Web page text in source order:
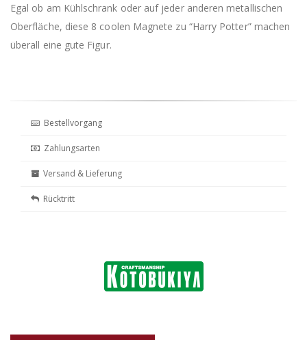
Egal ob am Kühlschrank oder auf jeder anderen metallischen
Oberfläche, diese 8 coolen Magnete zu “Harry Potter” machen
überall eine gute Figur.
Bestellvorgang
Zahlungsarten
Versand & Lieferung
Rücktritt